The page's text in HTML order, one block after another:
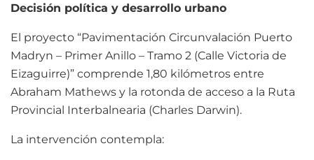
Decisión política y desarrollo urbano
El proyecto “Pavimentación Circunvalación Puerto
Madryn – Primer Anillo – Tramo 2 (Calle Victoria de
Eizaguirre)” comprende 1,80 kilómetros entre
Abraham Mathews y la rotonda de acceso a la Ruta
Provincial Interbalnearia (Charles Darwin).
La intervención contempla: